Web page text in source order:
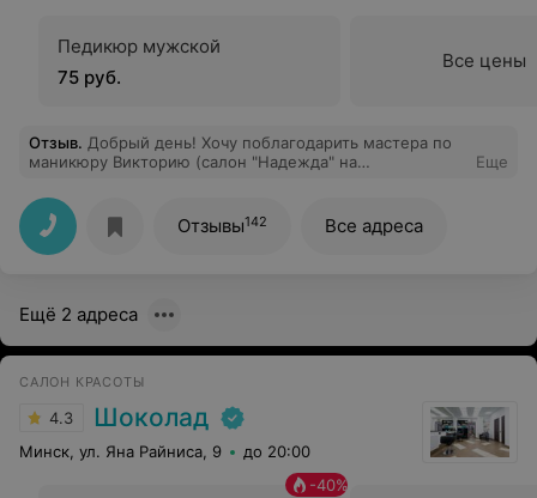
Педикюр мужской
75 руб.
Все цены
Отзыв. Добрый день! Хочу поблагодарить мастера по
маникюру Викторию (салон "Надежда" на
пожелания. Делала долговременное покрытие,
держится уже три недели. Мастер очень красиво
рисует. Рекомендую всем попробовать. А также меня
угостили прекрасным капучино с конфетами. Очень
Еще
Отзывы142 Все адреса
Ещё 2 адреса
САЛОН КРАСОТЫ
4.3 Шоколад
Минск, ул. Яна Райниса, 9 до 20:00
-40%